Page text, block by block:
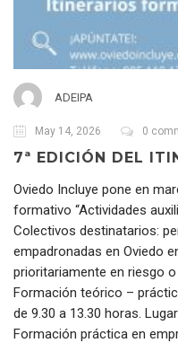
ADEIPA
May 14, 2026 0
7ª EDICIÓN DEL
Oviedo Incluye pone en
formativo “Actividades
Colectivos destinatarios:
empadronadas en Oviedo
prioritariamente en riesgo
Formación teórico –
de 9.30 a 13.30 horas.
Formación práctica en